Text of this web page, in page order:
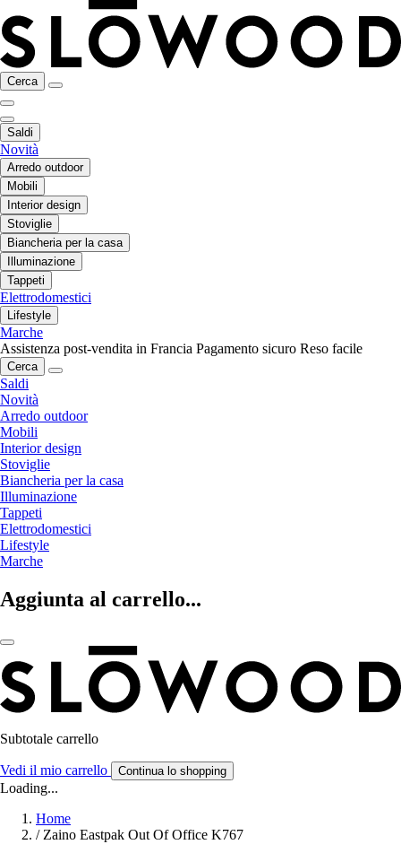
Cerca
Saldi
Novità
Arredo outdoor
Mobili
Interior design
Stoviglie
Biancheria per la casa
Illuminazione
Tappeti
Elettrodomestici
Lifestyle
Marche
Assistenza post-vendita in Francia Pagamento sicuro Reso facile
Cerca
Saldi
Novità
Arredo outdoor
Mobili
Interior design
Stoviglie
Biancheria per la casa
Illuminazione
Tappeti
Elettrodomestici
Lifestyle
Marche
Aggiunta al carrello...
Subtotale carrello
Vedi il mio carrello Continua lo shopping
Loading...
Home
/ Zaino Eastpak Out Of Office K767